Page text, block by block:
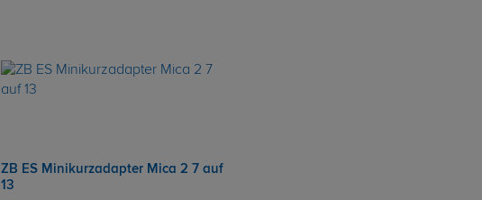
ZB ES Minikurzadapter Mica 2 7 auf
13